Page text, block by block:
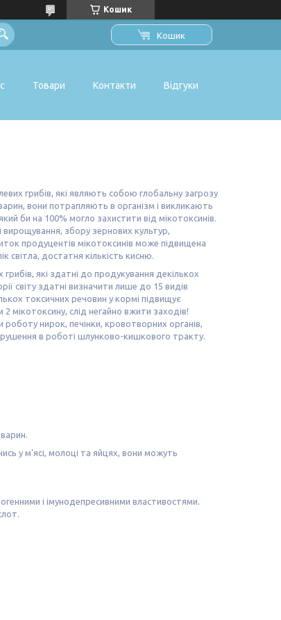
Кошик
Кошик
Товари Контакти Відгуки
грибів, які являють собою глобальну загрозу
вони потрапляють в організм і викликають
би на 100% могло захистити від мікотоксинів.
збору зернових культур,
продуцентів мікотоксинів може підвищена
світла, достатня кількість кисню.
які здатні до продукування декількох
світу здатні визначити лише до 15 видів
токсичних речовин у кормі підвищує
мікотоксину, слід негайно вжити заходів!
нирок, печінки, кровотворних органів,
в роботі шлунково-кишкового тракту.
у м'ясі, молоці та яйцях, вони можуть
і імунодепресивними властивостями.